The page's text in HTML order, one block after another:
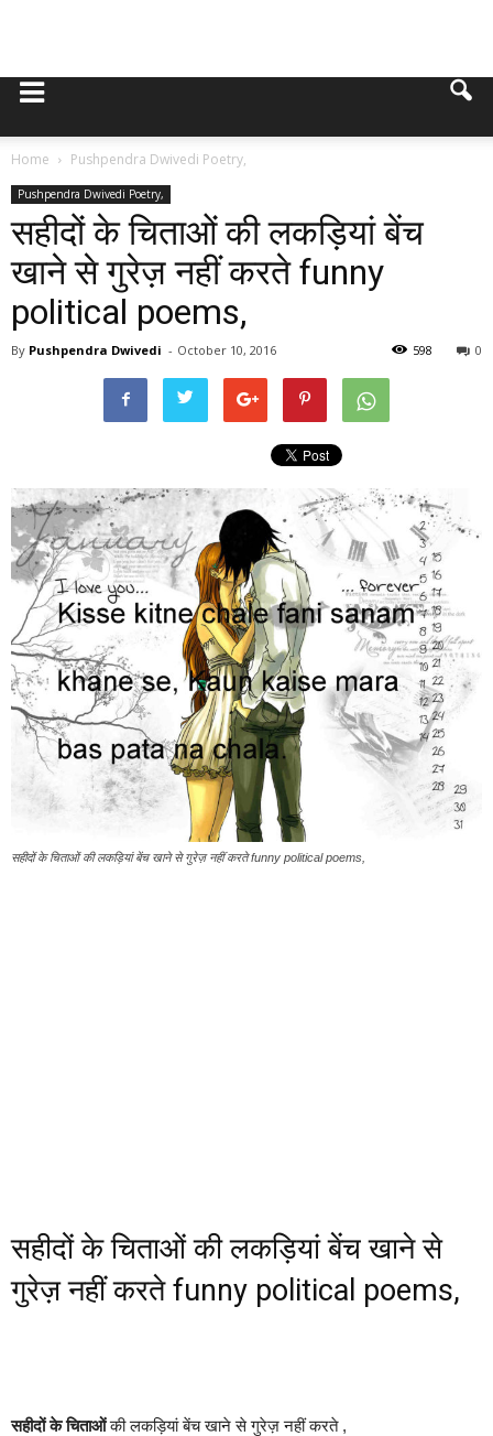
Home Pushpendra Dwivedi Poetry,
Pushpendra Dwivedi Poetry,
सहीदों के चिताओं की लकड़ियां बेंच
खाने से गुरेज़ नहीं करते funny
political poems,
By Pushpendra Dwivedi - October 10, 2016 0
598
सहीदों के चिताओं की लकड़ियां बेंच खाने से गुरेज़ नहीं करते funny political poems,
सहीदों के चिताओं की लकड़ियां बेंच खाने से
गुरेज़ नहीं करते funny political poems,
सहीदों के चिताओंकी लकड़ियां बेंच खाने से गुरेज़ नहीं करते ,